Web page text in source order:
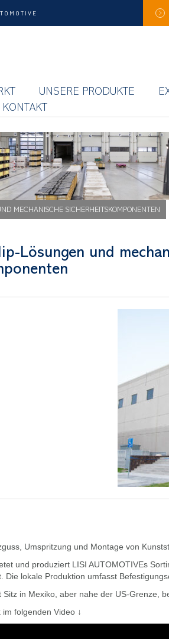
UNSERE PRODUKTE
KONTAKT
MECHANISCHE SICHERHEITSKOMPONENTEN
Lösungen und
Umspritzung und Montage von
und produziert LISI AUTOMOTIVEs
Die lokale Produktion umfasst
in Mexiko, aber nahe der US-Grenze,
folgenden Video ↓